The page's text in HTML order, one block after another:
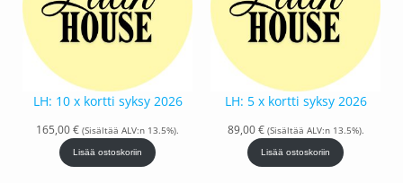
LH: 10 x kortti syksy 2026
165,00€ (Sisältää ALV:n 13.5%).
Lisää ostoskoriin
LH: 5 x kortti syksy 2026
89,00€ (Sisältää ALV:n 13.5%).
Lisää ostoskoriin